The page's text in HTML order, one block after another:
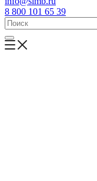
8 800 101 65 39